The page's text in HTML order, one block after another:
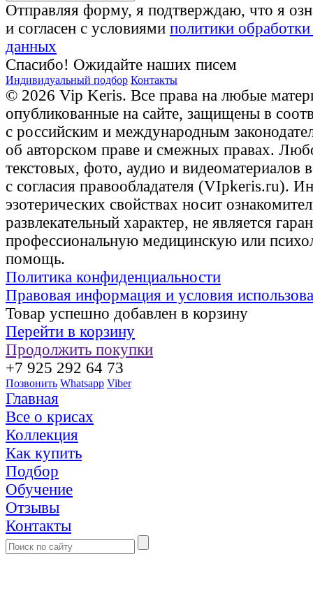
Отправляя форму, я подтверждаю, что я
и согласен с условиями политики
данных
Спасибо! Ожидайте наших писем
Индивидуальный подбор Контакты
© 2026 Vip Keris. Все права на любые
опубликованные на сайте, защищены в
с российским и международным
об авторском праве и смежных правах.
текстовых, фото, аудио и видеоматериалов
с согласия правообладателя (VIpkeris.ru).
эзотерических свойствах носит
развлекательный характер, не является
профессиональную медицинскую или
помощь.
Политика конфиденциальности
Правовая информация и условия
Товар успешно добавлен в корзину
Перейти в корзину
Продолжить покупки
+7 925 292 64 73
Позвонить Whatsapp Viber
Главная
Все о крисах
Коллекция
Как купить
Подбор
Обучение
Отзывы
Контакты